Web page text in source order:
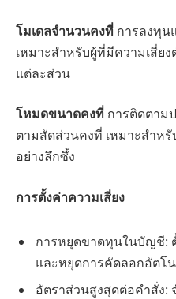
โมเดลจำนวนคงที่ การลงทุน
เหมาะสำหรับผู้ที่มีความเสี่ย
แต่ละส่วน
โหมดขนาดคงที่ การติดตาม
ตามสัดส่วนคงที่ เหมาะสำห
อย่างลึกซึ้ง
การตั้งค่าความเสี่ยง
การหยุดขาดทุนในบัญชี:
และหยุดการคัดลอกอัตโ
อัตราส่วนสูงสุดต่อคำสั่ง: